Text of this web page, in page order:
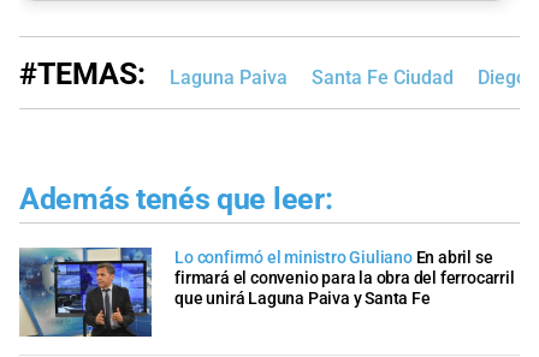
#TEMAS: Laguna Paiva Santa Fe Ciudad Diego
Además tenés que leer:
Lo confirmó el ministro Giuliano En abril se
firmará el convenio para la obra del ferrocarril
que unirá Laguna Paiva y Santa Fe